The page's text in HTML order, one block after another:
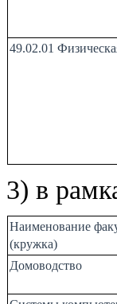
49.02.01
3) в
Наименование
(кружка)
Домоводство